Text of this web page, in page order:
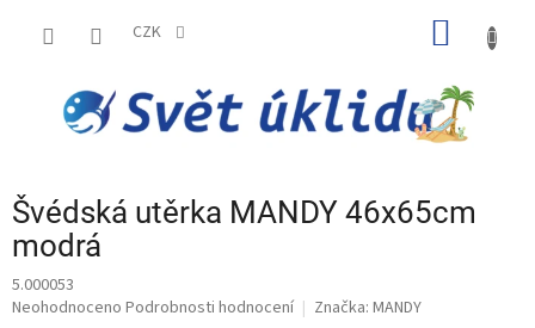
CZK
Švédská utěrka MANDY 46x65cm
modrá
5.000053
Průměrné
Neohodnoceno Podrobnosti hodnocení Značka: MANDY